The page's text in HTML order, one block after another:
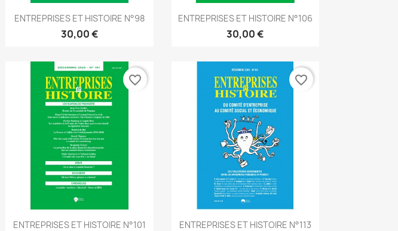
Aperçu rapide
ENTREPRISES ET HISTOIRE N°98
30,00 €
Aperçu rapide
ENTREPRISES ET HISTOIRE N°106
30,00 €
Aperçu rapide
ENTREPRISES ET HISTOIRE N°101
favorite_border
Aperçu rapide
ENTREPRISES ET HISTOIRE N°113
favorite_border